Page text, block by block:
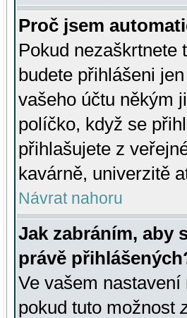
Proč jsem
Pokud nezaškrtnete
budete přihlášeni
vašeho účtu někým
políčko, když se
přihlašujete z
kavárně, univerzitě
Návrat nahoru
Jak zabráním, aby
právě
Ve vašem
pokud tuto možnost